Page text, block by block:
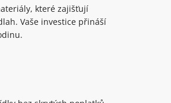
které zajišťují
Vaše investice přináší